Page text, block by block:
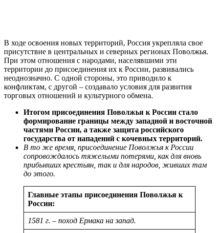
В ходе освоения новых территорий, Россия укрепляла свое
присутствие в центральных и северных регионах Поволжья.
При этом отношения с народами, населявшими эти
территории до присоединения их к России, развивались
неоднозначно. С одной стороны, это приводило к
конфликтам, с другой – создавало условия для развития
торговых отношений и культурного обмена.
Итогом присоединения Поволжья к России стало
формирование границы между западной и восточной
частями России, а также защита российского
государства от нападений с кочевных территорий.
В то же время, присоединение Поволжья к России
сопровождалось тяжелыми потерями, как для вновь
прибывших крестьян, так и для народов, живших там
до этого.
Главные этапы присоединения Поволжья к
России:
1581 г. – поход Ермака на запад.